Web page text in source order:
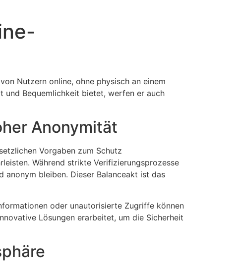
Nutzern online, ohne physisch an einem
und Bequemlichkeit bietet, werfen er auch
Anonymität
Vorgaben zum Schutz
Während strikte Verifizierungsprozesse
bleiben. Dieser Balanceakt ist das
oder unautorisierte Zugriffe können
Lösungen erarbeitet, um die Sicherheit